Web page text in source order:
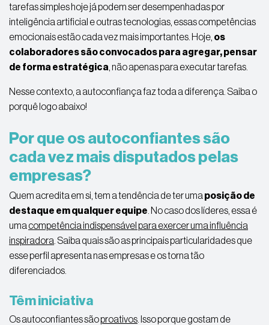
tarefas simples hoje já podem ser desempenhadas por
inteligência artificial e outras tecnologias, essas competências
emocionais estão cada vez mais importantes. Hoje, os
colaboradores são convocados para agregar, pensar
de forma estratégica , não apenas para executar tarefas.
Nesse contexto, a autoconfiança faz toda a diferença. Saiba o
porquê logo abaixo!
Por que os autoconfiantes são
cada vez mais disputados pelas
empresas?
Quem acredita em si, tem a tendência de ter uma posição de
destaque em qualquer equipe . No caso dos líderes, essa é
uma competência indispensável para exercer uma influência
inspiradora . Saiba quais são as principais particularidades que
esse perfil apresenta nas empresas e os torna tão
diferenciados.
Têm iniciativa
Os autoconfiantes sãoproativos . Isso porque gostam de